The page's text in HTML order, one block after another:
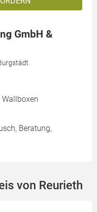
GmbH &
Wallboxen
Beratung,
von Reurieth